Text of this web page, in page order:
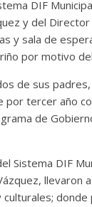
DIF
y del
y sala de
por motivo
de sus
tercer año
de
Sistema DIF
llevaron